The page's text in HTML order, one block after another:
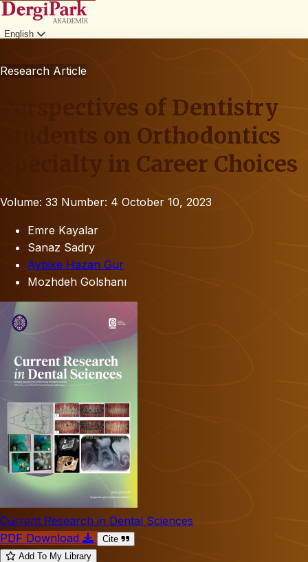
English
Research Article
Perspectives of Dentistry
Students on Orthodontics
Specialty in Career Choices
Volume: 33 Number: 4 October 10, 2023
Emre Kayalar
Sanaz Sadry
Aybike Hazan Gur
Mozhdeh Golshanı
Current Research in Dental Sciences
PDF Download
Cite
Add To My Library